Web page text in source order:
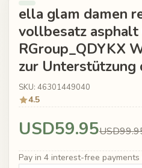
ella glam damen
vollbesatz asphalt
RGroup_QDYKX
zur Unterstützung
SKU: 46301449040
4.5
USD59.95
Pay in 4 interest-free